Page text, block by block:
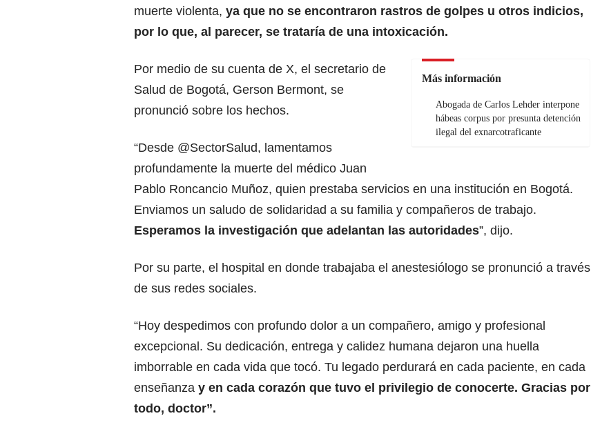
muerte violenta, ya que no se encontraron rastros de golpes u otros indicios,
por lo que, al parecer, se trataría de una intoxicación.
Más información
Abogada de Carlos Lehder interpone
hábeas corpus por presunta detención
ilegal del exnarcotraficante
Por medio de su cuenta de X, el secretario de
Salud de Bogotá, Gerson Bermont, se
pronunció sobre los hechos.
“Desde @SectorSalud, lamentamos
profundamente la muerte del médico Juan
Pablo Roncancio Muñoz, quien prestaba servicios en una institución en Bogotá.
Enviamos un saludo de solidaridad a su familia y compañeros de trabajo.
Esperamos la investigación que adelantan las autoridades”, dijo.
Por su parte, el hospital en donde trabajaba el anestesiólogo se pronunció a través
de sus redes sociales.
“Hoy despedimos con profundo dolor a un compañero, amigo y profesional
excepcional. Su dedicación, entrega y calidez humana dejaron una huella
imborrable en cada vida que tocó. Tu legado perdurará en cada paciente, en cada
enseñanza y en cada corazón que tuvo el privilegio de conocerte. Gracias por
todo, doctor”.